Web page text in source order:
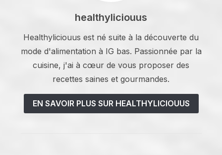
healthyliciouus
Healthyliciouus est né suite à la découverte du
mode d'alimentation à IG bas. Passionnée par la
cuisine, j'ai à cœur de vous proposer des
recettes saines et gourmandes.
EN SAVOIR PLUS SUR HEALTHYLICIOUUS